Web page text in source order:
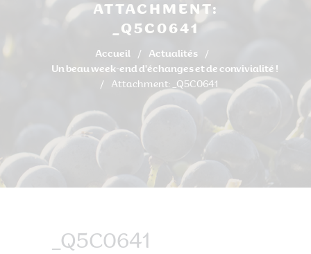
ATTACHMENT:
_Q5C0641
Accueil
Actualités
Un beau week-end d'échanges et de convivialité !
Attachment: _Q5C0641
_Q5C0641